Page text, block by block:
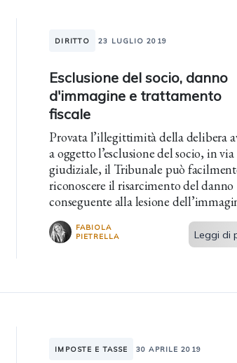
DIRITTO 23 LUGLIO 2019
Esclusione del socio, danno
d'immagine e trattamento
fiscale
Provata l’illegittimità della delibera
a oggetto l’esclusione del socio, in via
giudiziale, il Tribunale può
riconoscere il risarcimento del danno
conseguente alla lesione
della reputazione. L’istituto
del...
FABIOLA
PIETRELLA
Leggi di
IMPOSTE E TASSE 30 APRILE 2019